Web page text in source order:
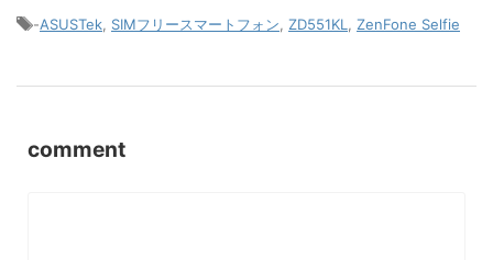
-ASUSTek, SIMフリースマートフォン, ZD551KL, ZenFone Selfie
comment